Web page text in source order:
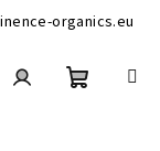
organics.eu